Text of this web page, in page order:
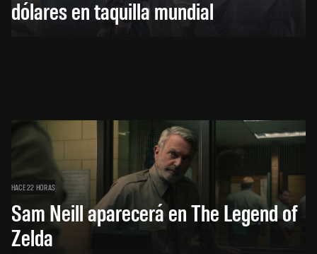
dólares en taquilla mundial
HACE 22 HORAS
Sam Neill aparecerá en The Legend of
Zelda